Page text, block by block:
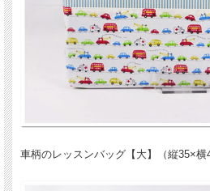
車柄のレッスンバッグ【大】（縦35×横